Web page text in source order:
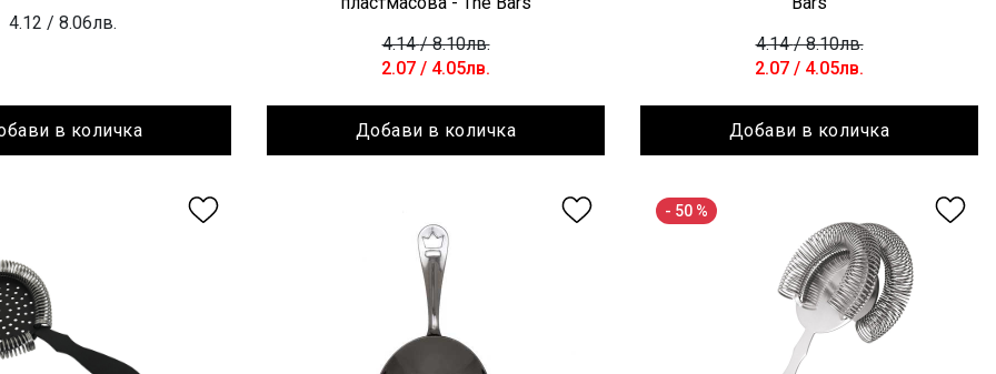
4.12 / 8.06лв.
в количка
4.14 / 8.10лв.
2.07 / 4.05лв.
Добави в количка
4.14 / 8.10лв.
2.07 / 4.05лв.
Добави в количка
- 50 %